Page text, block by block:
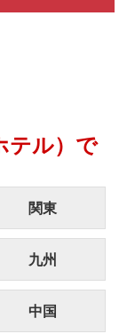
テル）で
関東
九州
中国